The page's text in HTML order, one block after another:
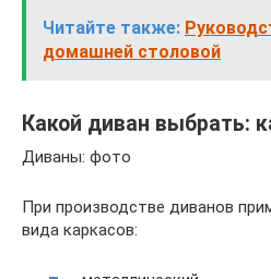
Читайте также:
домашней столовой
Какой диван выбрать:
Диваны: фото
При производстве диванов
вида каркасов: